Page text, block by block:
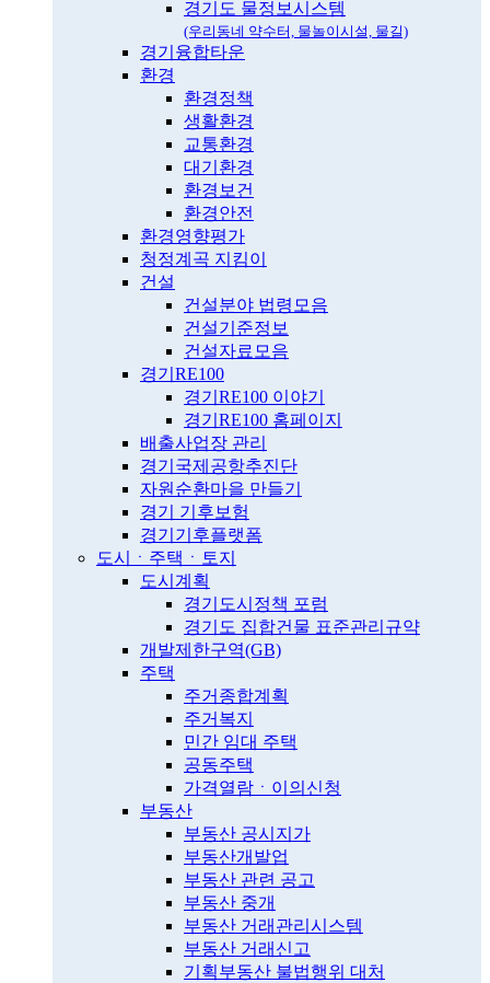
경기도 물정보시스템
(우리동네 약수터, 물놀이시설, 물길)
경기융합타운
환경
환경정책
생활환경
교통환경
대기환경
환경보건
환경안전
환경영향평가
청정계곡 지킴이
건설
건설분야 법령모음
건설기준정보
건설자료모음
경기RE100
경기RE100 이야기
경기RE100 홈페이지
배출사업장 관리
경기국제공항추진단
자원순환마을 만들기
경기 기후보험
경기기후플랫폼
도시ㆍ주택ㆍ토지
도시계획
경기도시정책 포럼
경기도 집합건물 표준관리규약
개발제한구역(GB)
주택
주거종합계획
주거복지
민간 임대 주택
공동주택
가격열람ㆍ이의신청
부동산
부동산 공시지가
부동산개발업
부동산 관련 공고
부동산 중개
부동산 거래관리시스템
부동산 거래신고
기획부동산 불법행위 대처